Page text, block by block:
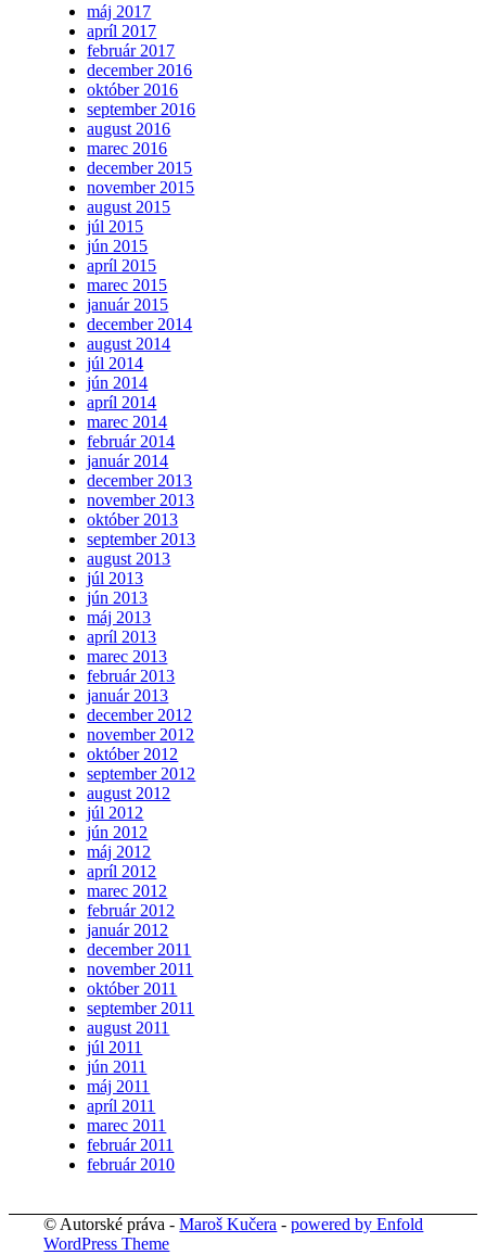
máj 2017
apríl 2017
február 2017
december 2016
október 2016
september 2016
august 2016
marec 2016
december 2015
november 2015
august 2015
júl 2015
jún 2015
apríl 2015
marec 2015
január 2015
december 2014
august 2014
júl 2014
jún 2014
apríl 2014
marec 2014
február 2014
január 2014
december 2013
november 2013
október 2013
september 2013
august 2013
júl 2013
jún 2013
máj 2013
apríl 2013
marec 2013
február 2013
január 2013
december 2012
november 2012
október 2012
september 2012
august 2012
júl 2012
jún 2012
máj 2012
apríl 2012
marec 2012
február 2012
január 2012
december 2011
november 2011
október 2011
september 2011
august 2011
júl 2011
jún 2011
máj 2011
apríl 2011
marec 2011
február 2011
február 2010
© Autorské práva -Maroš Kučera -powered by Enfold
WordPress Theme